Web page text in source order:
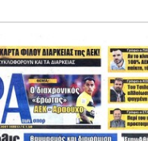
Σίτι
Μίλαν Μπάγερν